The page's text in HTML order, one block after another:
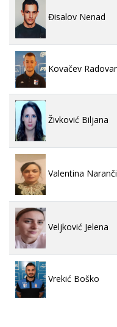
Đisalov Nenad
Kovačev
Živković Biljana
Valentina
Veljković Jelena
Vrekić Boško